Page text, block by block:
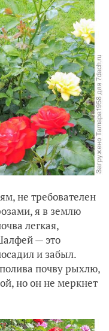
не требователен
я в землю
легкая,
— это
и забыл.
почву рыхлю,
но он не меркнет